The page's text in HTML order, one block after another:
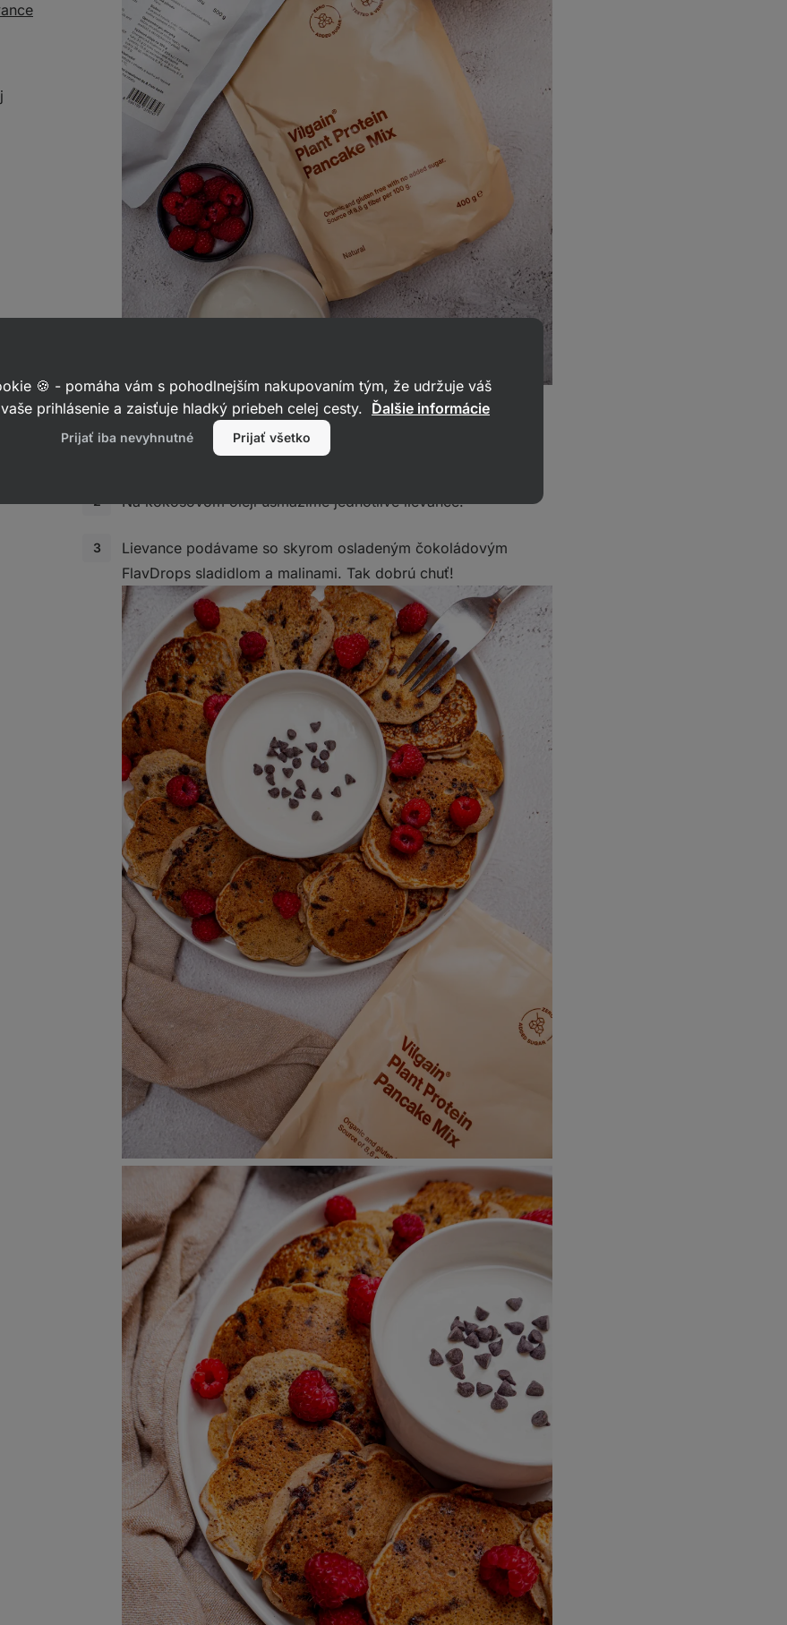
Zmes na lievance zmiešame s mliekom, čokopecičkami a pár
kvapkami čokoládového FlavDrops sladidla či iným
bezkalorickým sladidlom.
Na kokosovom oleji usmažíme jednotlivé lievance.
Lievance podávame so skyrom osladeným čokoládovým
FlavDrops sladidlom a malinami. Tak dobrú chuť!
🍪 - pomáha vám s pohodlnejším nakupovaním tým, že udržuje váš
prihlásenie a zaisťuje hladký priebeh celej cesty. Ďalšie informácie
Prijať iba nevyhnutné Prijať všetko